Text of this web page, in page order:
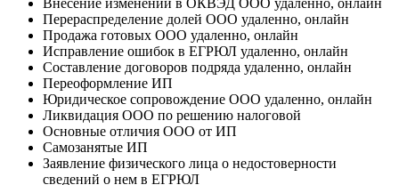
Внесение изменений в ОКВЭД ООО удаленно, онлайн
Перераспределение долей ООО удаленно, онлайн
Продажа готовых ООО удаленно, онлайн
Исправление ошибок в ЕГРЮЛ удаленно, онлайн
Составление договоров подряда удаленно, онлайн
Переоформление ИП
Юридическое сопровождение ООО удаленно, онлайн
Ликвидация ООО по решению налоговой
Основные отличия ООО от ИП
Самозанятые ИП
Заявление физического лица о недостоверности
сведений о нем в ЕГРЮЛ